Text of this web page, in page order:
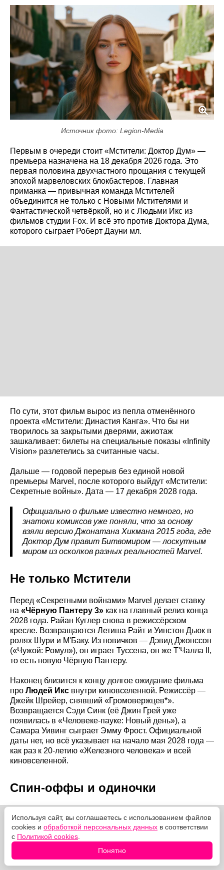
Источник фото: Legion-Media
Первым в очереди стоит «Мстители: Доктор Дум» —
премьера назначена на 18 декабря 2026 года. Это
первая половина двухчастного прощания с текущей
эпохой марвеловских блокбастеров. Главная
приманка — привычная команда Мстителей
объединится не только с Новыми Мстителями и
Фантастической четвёркой, но и с Людьми Икс из
фильмов студии Fox. И всё это против Доктора Дума,
которого сыграет Роберт Дауни мл.
По сути, этот фильм вырос из пепла отменённого
проекта «Мстители: Династия Канга». Что бы ни
творилось за закрытыми дверями, ажиотаж
зашкаливает: билеты на специальные показы «Infinity
Vision» разлетелись за считанные часы.
Дальше — годовой перерыв без единой новой
премьеры Marvel, после которого выйдут «Мстители:
Секретные войны». Дата — 17 декабря 2028 года.
Официально о фильме известно немного, но
знатоки комиксов уже поняли, что за основу
взяли версию Джонатана Хикмана 2015 года, где
Доктор Дум правит Битвомиром — лоскутным
миром из осколков разных реальностей Marvel.
Не только Мстители
Перед «Секретными войнами» Marvel делает ставку
на «Чёрную Пантеру 3» как на главный релиз конца
2028 года. Райан Куглер снова в режиссёрском
кресле. Возвращаются Летиша Райт и Уинстон Дьюк в
ролях Шури и М'Баку. Из новичков — Дэвид Джонссон
(«Чужой: Ромул»), он играет Туссена, он же Т'Чалла II,
то есть новую Чёрную Пантеру.
Наконец близится к концу долгое ожидание фильма
про Людей Икс внутри киновселенной. Режиссёр —
Джейк Шрейер, снявший «Громовержцев*».
Возвращается Сэди Синк (её Джин Грей уже
появилась в «Человеке-пауке: Новый день»), а
Самара Уивинг сыграет Эмму Фрост. Официальной
даты нет, но всё указывает на начало мая 2028 года —
как раз к 20-летию «Железного человека» и всей
киновселенной.
Спин-оффы и одиночки
Используя сайт, вы соглашаетесь с использованием файлов
cookies и обработкой персональных данных в соответствии
с Политикой cookies
Понятно